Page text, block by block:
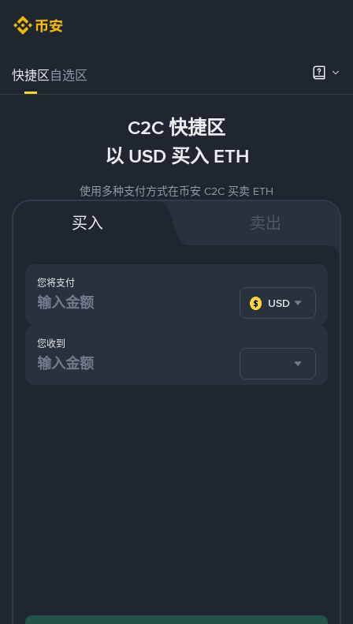
快捷区自选区
C2C 快捷区
以 USD 买入 ETH
使用多种支付方式在币安 C2C 买卖 ETH
买入 卖出
您将支付
USD
您收到